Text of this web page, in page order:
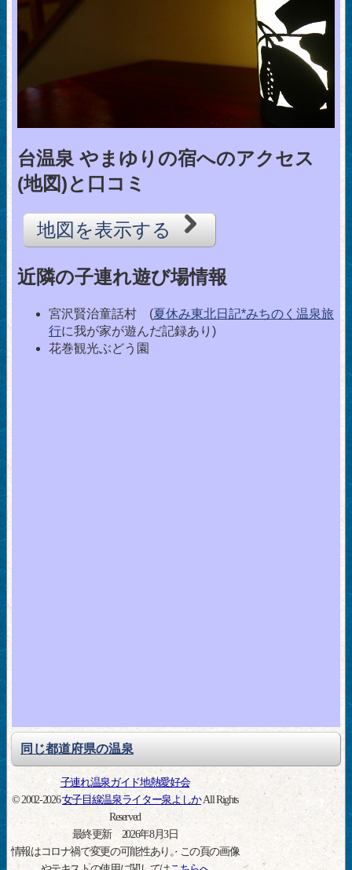
台温泉 やまゆりの宿へのアクセス
(地図)と口コミ
地図を表示する
近隣の子連れ遊び場情報
宮沢賢治童話村 (夏休み東北日記*みちのく温泉旅
行に我が家が遊んだ記録あり)
花巻観光ぶどう園
同じ都道府県の温泉